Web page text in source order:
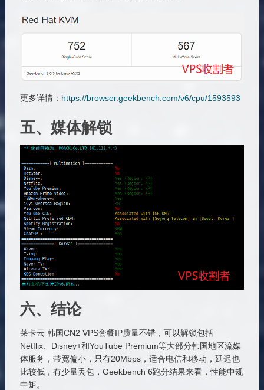
更多详情： https://browser.geekbench.com/v6/cpu/1593593
五、媒体解锁
六、结论
莱卡云 韩国CN2 VPS套餐IP质量不错，可以解锁包括
Netflix、Disney+和YouTube Premium等大部分韩国地区流媒
体服务，带宽偏小，只有20Mbps，适合电信和移动，延迟也
比较低，有少量丢包，Geekbench 6跑分结果来看，性能中规
中矩。